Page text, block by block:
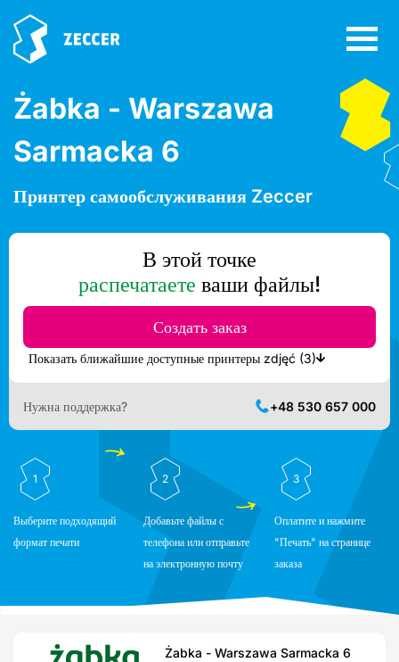
Żabka - Warszawa
Sarmacka 6
Принтер самообслуживания Zeccer
В этой точке
распечатаете ваши файлы!
Создать заказ
Показать ближайшие доступные принтеры zdjęć (3)
Нужна поддержка? +48 530 657 000
1
Выберите подходящий
формат печати
2
Добавьте файлы с
телефона или отправьте
на электронную почту
3
Оплатите и нажмите
"Печать" на странице
заказа
Żabka - Warszawa Sarmacka 6